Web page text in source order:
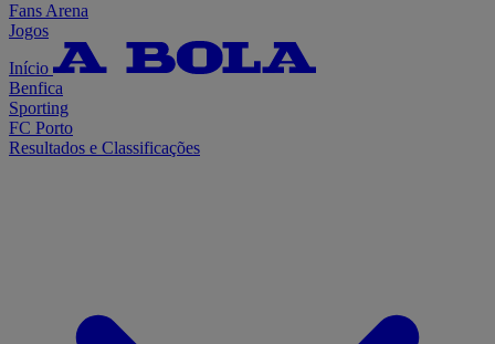
Fans Arena
Jogos
Início
Benfica
Sporting
FC Porto
Resultados e Classificações